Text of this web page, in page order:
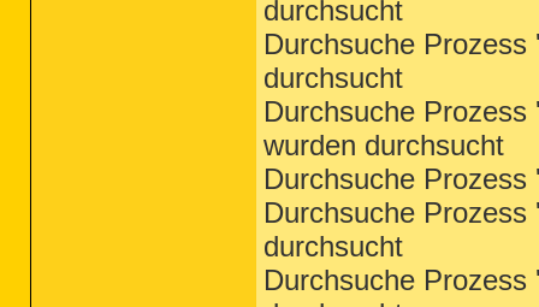
durchsucht
Durchsuche
durchsucht
Durchsuche
wurden durchsucht
Durchsuche
Durchsuche
durchsucht
Durchsuche